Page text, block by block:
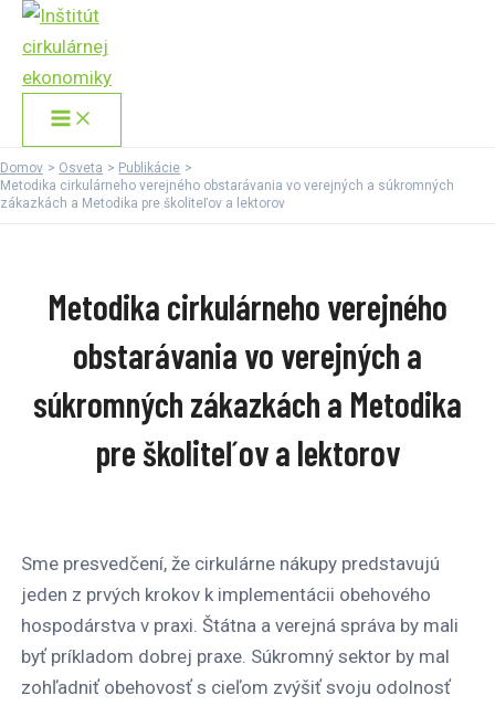
Preskočiť
obsah
Main
Menu
Domov Osveta
Publikácie
Metodika cirkulárneho verejného obstarávania vo verejných a súkromných
zákazkách a Metodika pre školiteľov a lektorov
Metodika cirkulárneho verejného
obstarávania vo verejných a
súkromných zákazkách a Metodika
pre školiteľov a lektorov
Sme presvedčení, že cirkulárne nákupy predstavujú
jeden z prvých krokov k implementácii obehového
hospodárstva v praxi. Štátna a verejná správa by mali
byť príkladom dobrej praxe. Súkromný sektor by mal
zohľadniť obehovosť s cieľom zvýšiť svoju odolnosť